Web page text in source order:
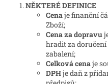
NĚKTERÉ DEFINICE
Cenaje finanční
Zboží;
Cena za dopravu
hradit za doručení
zabalení;
Celková cenaje
DPHje daň z